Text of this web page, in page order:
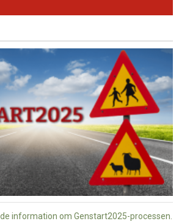
information om Genstart2025-processen.